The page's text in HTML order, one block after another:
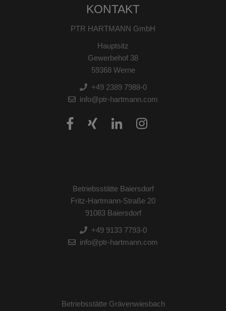
KONTAKT
PTR HARTMANN GmbH
Hauptsitz
Gewerbehof 38
59368 Werne
+49 2389 7988-0
info@ptr-hartmann.com
Betriebsstätte Baiersdorf
Fritz-Hartmann-Straße 20
91083 Baiersdorf
+49 9133 7793-0
info@ptr-hartmann.com
Betriebsstätte Grävenwiesbach